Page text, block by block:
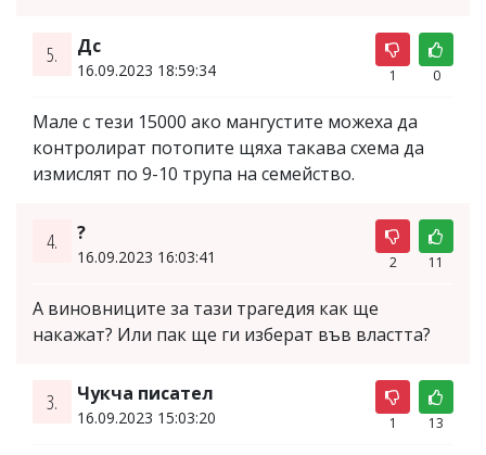
5. Дс
16.09.2023 18:59:34 1 0
Мале с тези 15000 ако мангустите можеха да
контролират потопите щяха такава схема да
измислят по 9-10 трупа на семейство.
4. ?
16.09.2023 16:03:41 2 11
А виновниците за тази трагедия как ще
накажат? Или пак ще ги изберат във властта?
3. Чукча писател
16.09.2023 15:03:20 1 13